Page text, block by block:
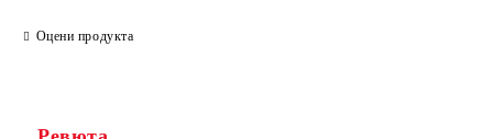
Оцени продукта